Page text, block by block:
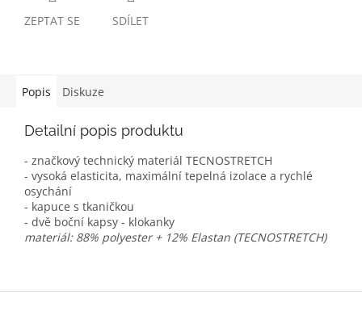
ZEPTAT SE SDÍLET
Popis Diskuze
Detailní popis produktu
- značkový technický materiál TECNOSTRETCH
- vysoká elasticita, maximální tepelná izolace a rychlé
osychání
- kapuce s tkaničkou
- dvě boční kapsy - klokanky
materiál: 88% polyester + 12% Elastan (TECNOSTRETCH)